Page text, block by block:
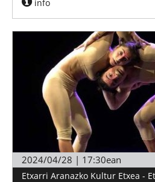
info
2024/04/28 | 17:30ean
Etxarri Aranazko Kultur Etxea -